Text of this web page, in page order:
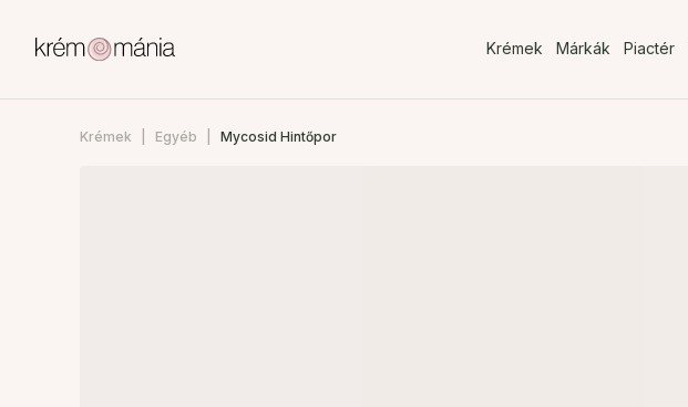
Krémek Márkák Piactér
Krémek Egyéb Mycosid Hintőpor